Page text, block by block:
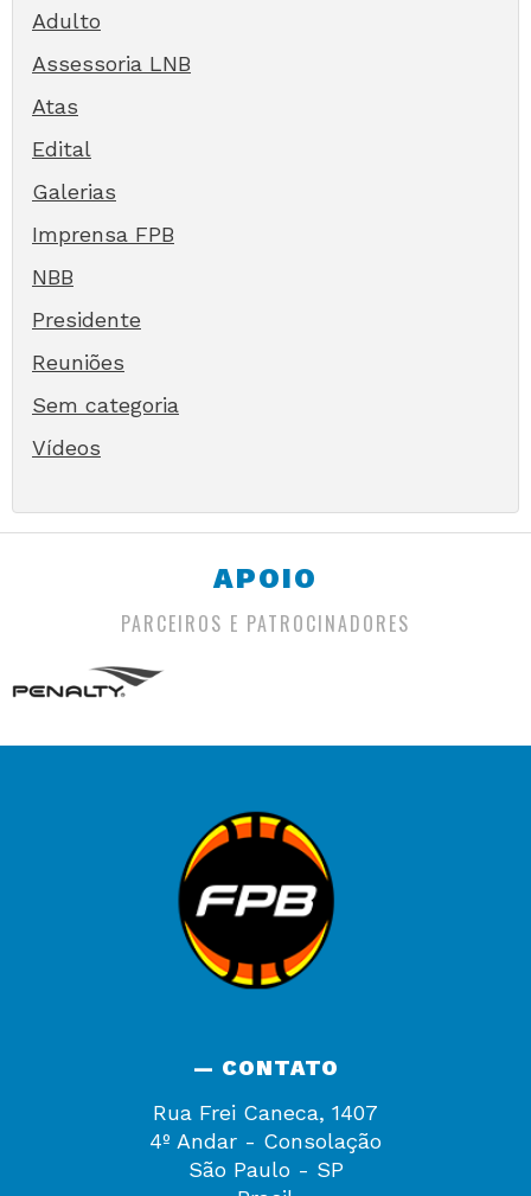
Adulto
Assessoria LNB
Atas
Edital
Galerias
Imprensa FPB
NBB
Presidente
Reuniões
Sem categoria
Vídeos
APOIO
PARCEIROS E PATROCINADORES
— CONTATO
Rua Frei Caneca, 1407
4º Andar - Consolação
São Paulo - SP